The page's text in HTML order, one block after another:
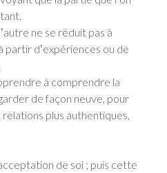
ne se réduit pas à
partir dʼexpériences ou de
à comprendre la
de façon neuve, pour
plus authentiques,
de soi ; puis cette